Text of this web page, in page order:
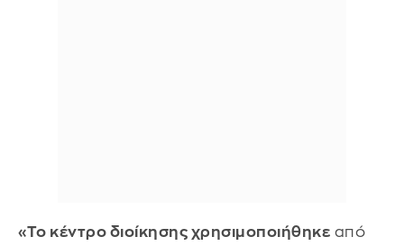
«Το κέντρο διοίκησης χρησιμοποιήθηκε από